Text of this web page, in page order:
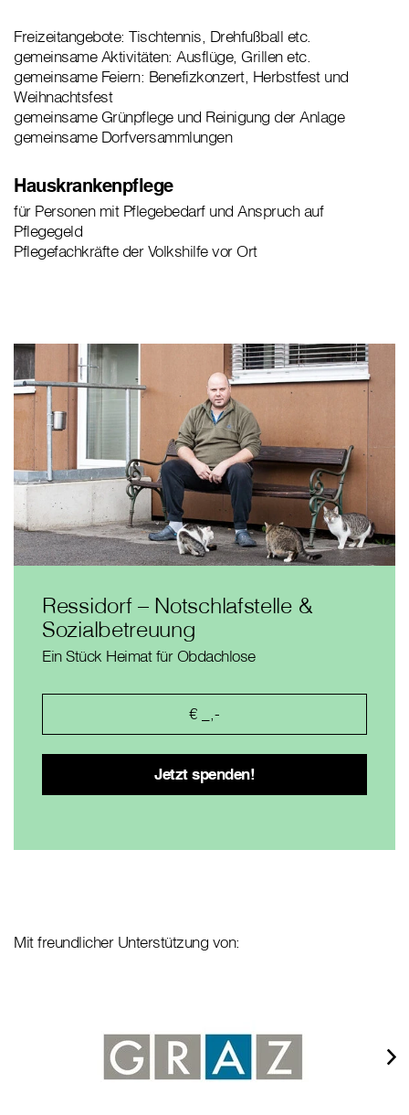
Freizeitangebote: Tischtennis, Drehfußball etc.
gemeinsame Aktivitäten: Ausflüge, Grillen etc.
gemeinsame Feiern: Benefizkonzert, Herbstfest und
Weihnachtsfest
gemeinsame Grünpflege und Reinigung der Anlage
gemeinsame Dorfversammlungen
Hauskrankenpflege
für Personen mit Pflegebedarf und Anspruch auf
Pflegegeld
Pflegefachkräfte der Volkshilfe vor Ort
Ressidorf – Notschlafstelle &
Sozialbetreuung
Ein Stück Heimat für Obdachlose
Mit freundlicher Unterstützung von: